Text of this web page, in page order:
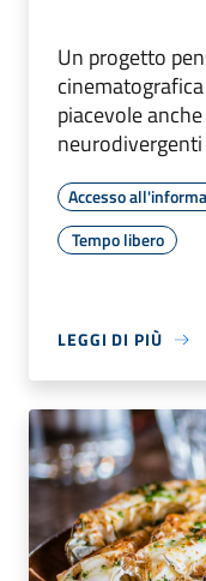
Un progetto
piacevole
neurodivergenti
Accesso
Tempo libero
LEGGI DI PIÙ